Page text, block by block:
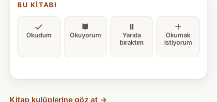
BU KITABI
Okudum Okuyorum
Yarıda
bıraktım
Okumak
istiyorum
Kitap kulüplerine göz at →